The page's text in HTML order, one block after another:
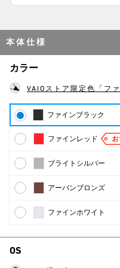
本体仕様
カラー
VAIOストア限定色「フ
ファインブラック
ファインレッド
ブライトシルバー
アーバンブロンズ
ファインホワイト
OS